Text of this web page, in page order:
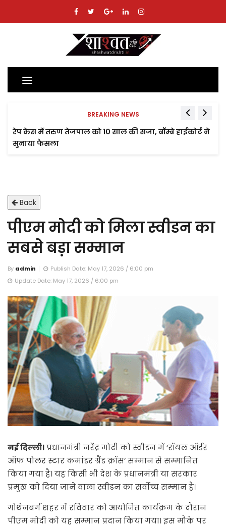
Toggle
navigation
BREAKING NEWS
रेप केस में तरुण तेजपाल को 10 साल की सजा, बॉम्बे हाईकोर्ट ने
सुनाया फैसला
Back
पीएम मोदी को मिला स्वीडन का
सबसे बड़ा सम्मान
By admin
Publish Date: May 17, 2026 / 6:00 pm
Update Date: May 17, 2026 / 6:00 pm
नई दिल्ली।प्रधानमंत्री नरेंद्र मोदी को स्वीडन में ‘रॉयल ऑर्डर
ऑफ पोलर स्टार कमांडर ग्रैंड क्रॉस’ सम्मान से सम्मानित
किया गया है। यह किसी भी देश के प्रधानमंत्री या सरकार
प्रमुख को दिया जाने वाला स्वीडन का सर्वोच्च सम्मान है।
गोथेनबर्ग शहर में रविवार को आयोजित कार्यक्रम के दौरान
पीएम मोदी को यह सम्मान प्रदान किया गया। इस मौके पर